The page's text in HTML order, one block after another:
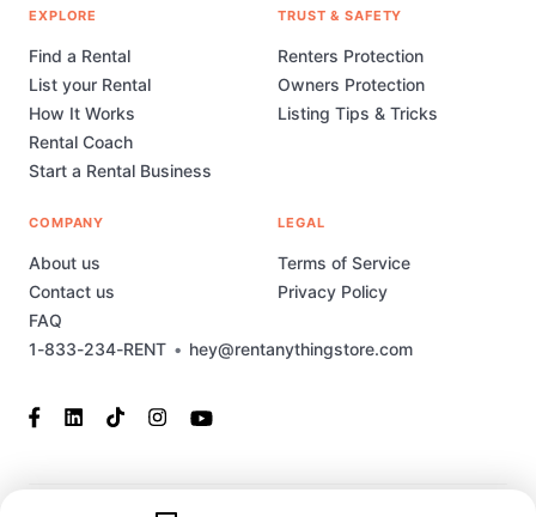
1-833-234-RENT • hey@rentanythingstore.com
EXPLORE
Find a Rental
List your Rental
How It Works
Rental Coach
Start a Rental Business
TRUST & SAFETY
Renters Protection
Owners Protection
Listing Tips & Tricks
COMPANY
About us
Contact us
FAQ
LEGAL
Terms of Service
Privacy Policy